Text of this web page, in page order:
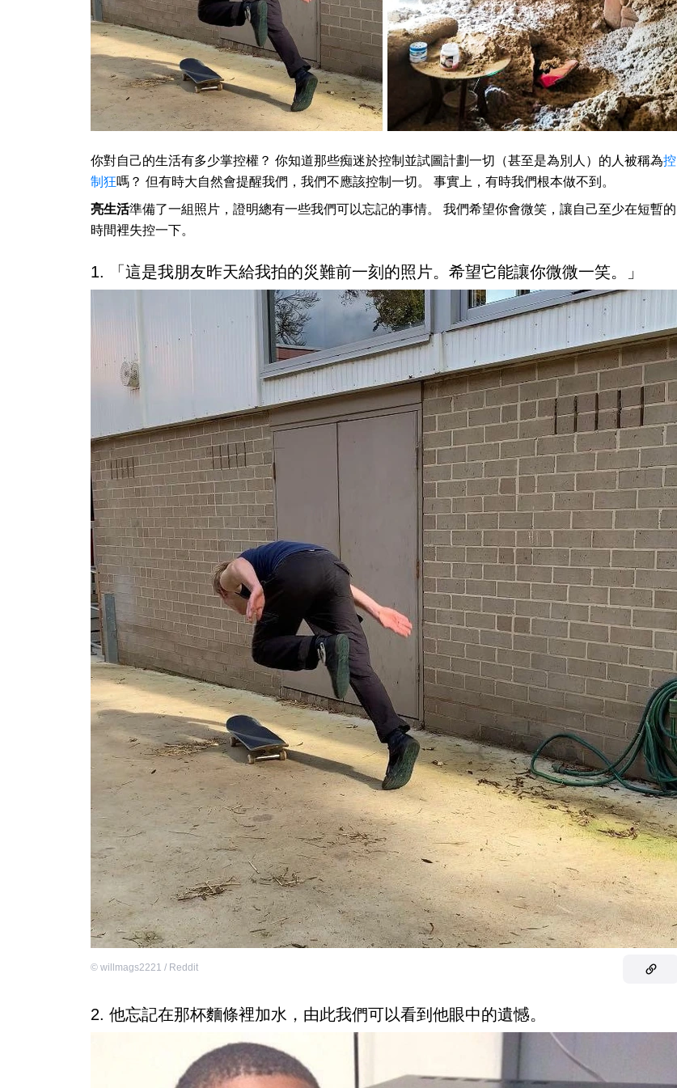
你對自己的生活有多少掌控權？ 你知道那些痴迷於控制並試圖計劃一切（甚至是為別人）的人被稱為控
制狂嗎？ 但有時大自然會提醒我們，我們不應該控制一切。 事實上，有時我們根本做不到。
亮生活準備了一組照片，證明總有一些我們可以忘記的事情。 我們希望你會微笑，讓自己至少在短暫的
時間裡失控一下。
1. 「這是我朋友昨天給我拍的災難前一刻的照片。希望它能讓你微微一笑。」
© willmags2221 / Reddit
2. 他忘記在那杯麵條裡加水，由此我們可以看到他眼中的遺憾。